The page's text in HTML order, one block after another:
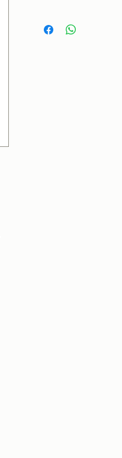
Matriz de bordado tal